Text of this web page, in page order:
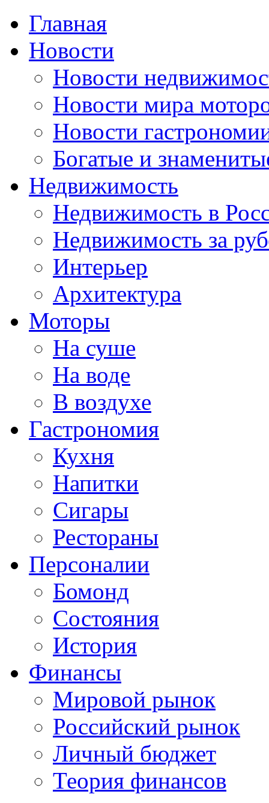
Главная
Новости
Новости
Новости мира
Новости
Богатые и
Недвижимость
Недвижимость в
Недвижимость за
Интерьер
Архитектура
Моторы
На суше
На воде
В воздухе
Гастрономия
Кухня
Напитки
Сигары
Рестораны
Персоналии
Бомонд
Состояния
История
Финансы
Мировой рынок
Российский рынок
Личный бюджет
Теория финансов